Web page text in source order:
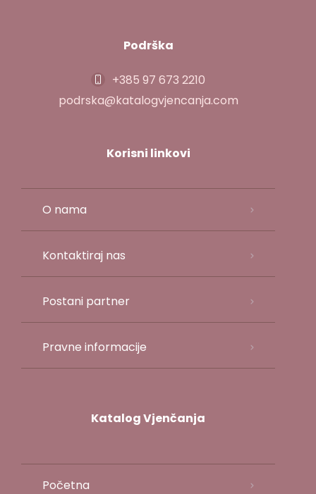
Podrška
+385 97 673 2210
podrska@katalogvjencanja.com
Korisni linkovi
O nama
Kontaktiraj nas
Postani partner
Pravne informacije
Katalog Vjenčanja
Početna